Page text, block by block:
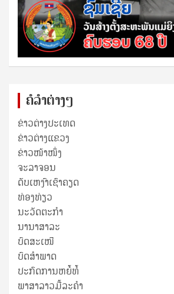
ຄໍລຳຕ່າງໆ
ຂ່າວຕ່າງປະເທດ
ຂ່າວ​ຕ່າງ​ແຂວງ
ຂ່າວໜ້າໜຶ່ງ
ຈະລາຈອນ
ດັບເຫງົາເຊົາຄຽດ
ທ່ອງທ່ຽວ
ນະວັດຕະກໍາ
ນານາສາລະ
ບົດສະເໜີ
ບົດສໍາພາດ
ປະກົດການຫຍໍ້ທໍ້
ພາສາລາວມື້ລະຄຳ